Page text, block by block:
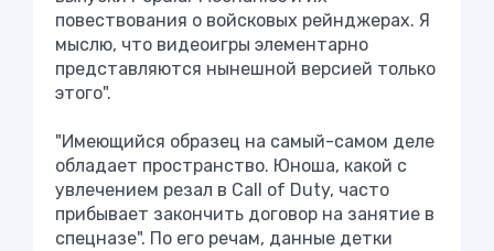
повествования о войсковых рейнджерах. Я
мыслю, что видеоигры элементарно
представляются нынешной версией только
этого".
"Имеющийся образец на самый-самом деле
обладает пространство. Юноша, какой с
увлечением резал в Call of Duty, часто
прибывает закончить договор на занятие в
спецназе". По его речам, данные детки